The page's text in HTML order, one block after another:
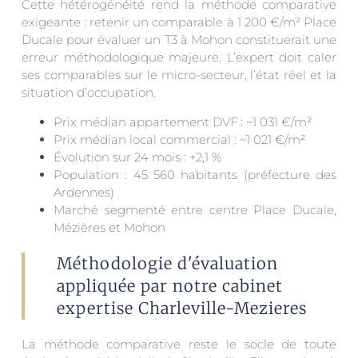
Cette hétérogénéité rend la méthode comparative
exigeante : retenir un comparable à 1 200 €/m² Place
Ducale pour évaluer un T3 à Mohon constituerait une
erreur méthodologique majeure. L’expert doit caler
ses comparables sur le micro-secteur, l’état réel et la
situation d’occupation.
Prix médian appartement DVF : ~1 031 €/m²
Prix médian local commercial : ~1 021 €/m²
Évolution sur 24 mois : +2,1 %
Population : 45 560 habitants (préfecture des
Ardennes)
Marché segmenté entre centre Place Ducale,
Mézières et Mohon
Méthodologie d'évaluation
appliquée par notre cabinet
expertise Charleville-Mezieres
La méthode comparative reste le socle de toute